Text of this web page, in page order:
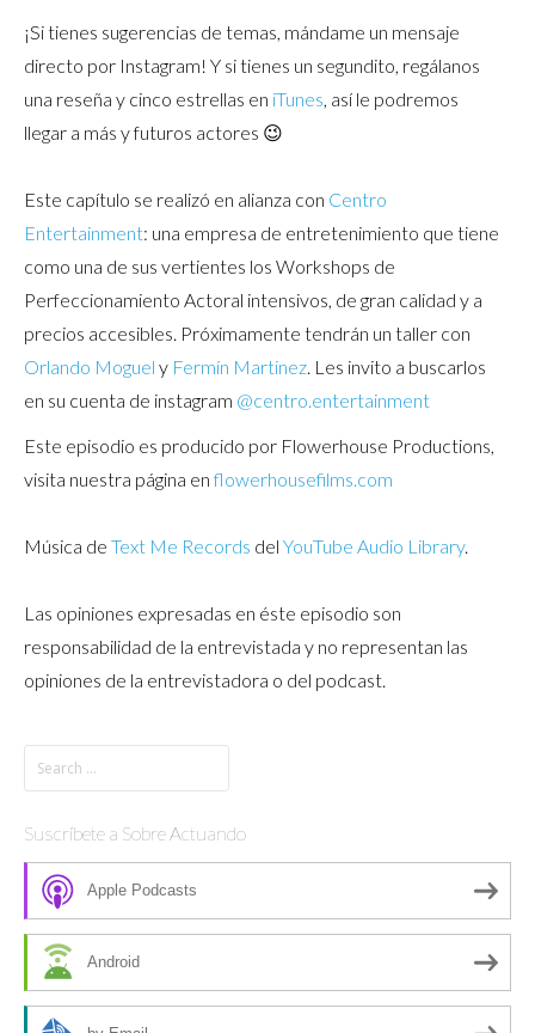
¡Si tienes sugerencias de temas, mándame un mensaje
directo por Instagram! Y si tienes un segundito, regálanos
una reseña y cinco estrellas en iTunes, así le podremos
llegar a más y futuros actores 😉
Este capítulo se realizó en alianza con Centro
Entertainment: una empresa de entretenimiento que tiene
como una de sus vertientes los Workshops de
Perfeccionamiento Actoral intensivos, de gran calidad y a
precios accesibles. Próximamente tendrán un taller con
Orlando Moguel y Fermín Martinez. Les invito a buscarlos
en su cuenta de instagram @centro.entertainment
Este episodio es producido por Flowerhouse Productions,
visita nuestra página enflowerhousefilms.com
Música de Text Me Records del YouTube Audio Library.
Las opiniones expresadas en éste episodio son
responsabilidad de la entrevistada y no representan las
opiniones de la entrevistadora o del podcast.
Suscríbete a Sobre Actuando
Apple Podcasts
Android